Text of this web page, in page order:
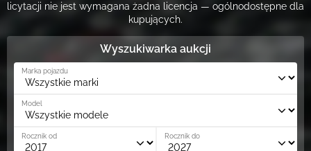
licytacji nie jest wymagana żadna licencja — ogólnodostępne dla
kupujących.
Wyszukiwarka aukcji
Marka pojazdu
Model
Rocznik od Rocznik do